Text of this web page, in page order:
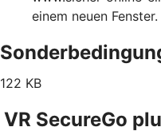
einem neuen Fenster.
122 KB
VR SecureGo